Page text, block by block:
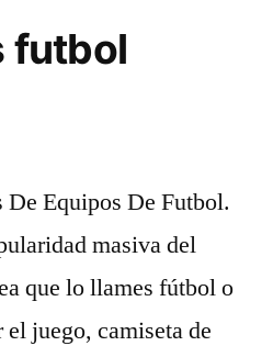
futbol
Equipos De Futbol.
masiva del
que lo llames fútbol o
juego, camiseta de